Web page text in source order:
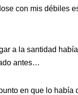
con mis débiles
a la santidad
antes…
en que lo había